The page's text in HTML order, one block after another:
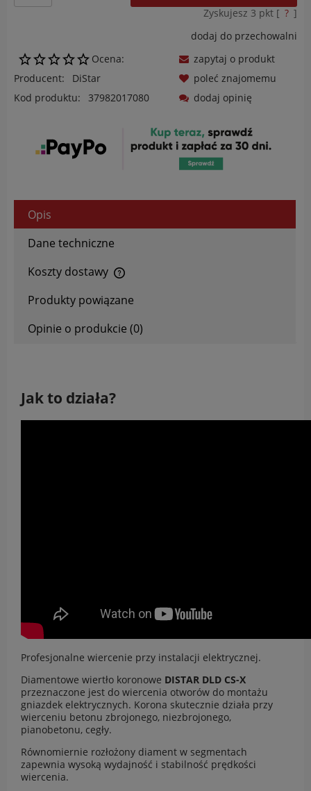
Zyskujesz 3 pkt [ ? ]
dodaj do przechowalni
Ocena:
Producent:
DiStar
Kod produktu:
37982017080
zapytaj o produkt
poleć znajomemu
dodaj opinię
Opis
Dane techniczne
Koszty dostawy
Produkty powiązane
Opinie o produkcie (0)
Jak to działa?
Profesjonalne wiercenie przy instalacji elektrycznej.
Diamentowe wiertło koronowe DISTAR DLD CS-X
przeznaczone jest do wiercenia otworów do montażu
gniazdek elektrycznych. Korona skutecznie działa przy
wierceniu betonu zbrojonego, niezbrojonego,
pianobetonu, cegły.
Równomiernie rozłożony diament w segmentach
zapewnia wysoką wydajność i stabilność prędkości
wiercenia.